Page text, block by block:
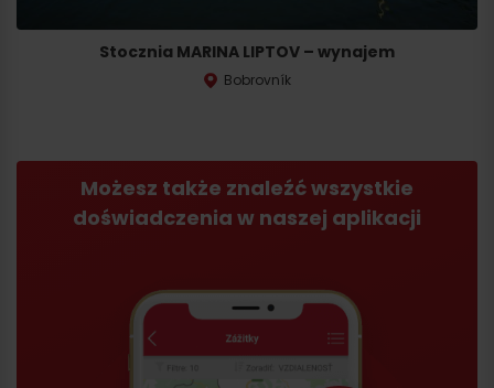
Stocznia MARINA LIPTOV – wynajem
Bobrovník
Możesz także znaleźć wszystkie
doświadczenia w naszej aplikacji